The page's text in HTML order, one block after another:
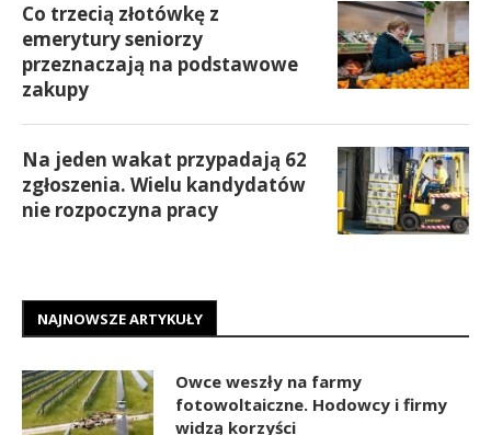
Co trzecią złotówkę z
emerytury seniorzy
przeznaczają na podstawowe
zakupy
Na jeden wakat przypadają 62
zgłoszenia. Wielu kandydatów
nie rozpoczyna pracy
NAJNOWSZE ARTYKUŁY
Owce weszły na farmy
fotowoltaiczne. Hodowcy i firmy
widzą korzyści